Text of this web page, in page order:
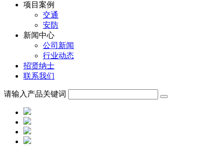
项目案例
交通
安防
新闻中心
公司新闻
行业动态
招贤纳士
联系我们
请输入产品关键词